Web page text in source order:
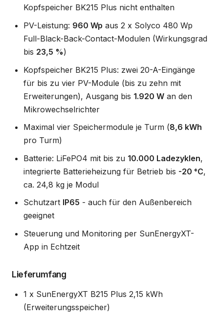
Kopfspeicher BK215 Plus nicht enthalten
PV-Leistung: 960 Wp aus 2 x Solyco 480 Wp
Full-Black-Back-Contact-Modulen (Wirkungsgrad
bis 23,5 %)
Kopfspeicher BK215 Plus: zwei 20-A-Eingänge
für bis zu vier PV-Module (bis zu zehn mit
Erweiterungen), Ausgang bis 1.920 W an den
Mikrowechselrichter
Maximal vier Speichermodule je Turm (8,6 kWh
pro Turm)
Batterie: LiFePO4 mit bis zu 10.000 Ladezyklen,
integrierte Batterieheizung für Betrieb bis -20 °C,
ca. 24,8 kg je Modul
Schutzart IP65 - auch für den Außenbereich
geeignet
Steuerung und Monitoring per SunEnergyXT-
App in Echtzeit
Lieferumfang
1 x SunEnergyXT B215 Plus 2,15 kWh
(Erweiterungsspeicher)